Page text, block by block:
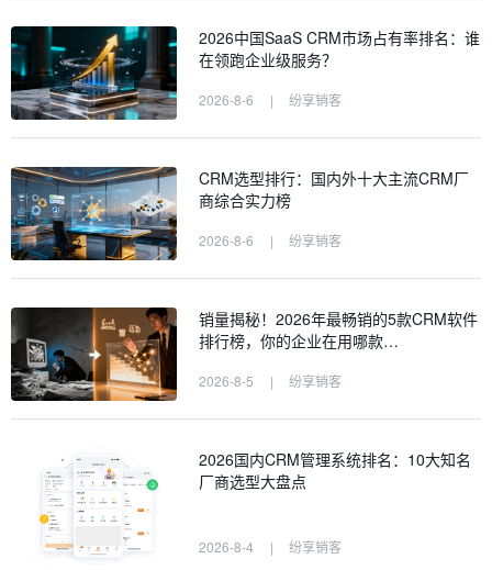
2026中国SaaS CRM市场占有率排名：谁
在领跑企业级服务？
2026-8-6 | 纷享销客
CRM选型排行：国内外十大主流CRM厂
商综合实力榜
2026-8-6 | 纷享销客
销量揭秘！2026年最畅销的5款CRM软件
排行榜，你的企业在用哪款…
2026-8-5 | 纷享销客
2026国内CRM管理系统排名：10大知名
厂商选型大盘点
2026-8-4 | 纷享销客